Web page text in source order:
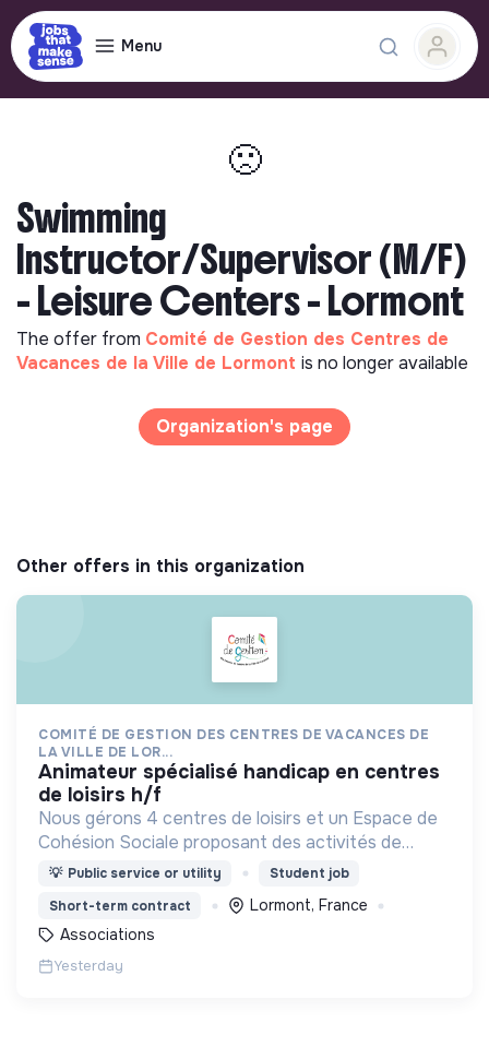
Menu
🙁
Swimming
Instructor/Supervisor (M/F)
- Leisure Centers - Lormont
The offer from Comité de Gestion des Centres de
Vacances de la Ville de Lormont is no longer available
Organization's page
Other offers in this organization
COMITÉ DE GESTION DES CENTRES DE VACANCES DE
LA VILLE DE LOR...
animateur spécialisé handicap en centres
de loisirs h/f
Nous gérons 4 centres de loisirs et un Espace de
Cohésion Sociale proposant des activités de
Français Langue Étrangère (FLE),
d’accès aux droits.
💡 Public service or utility
Student job
Short-term contract
Lormont, France
Associations
Yesterday